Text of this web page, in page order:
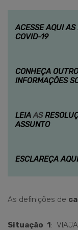
ACESSE AQUI AS
COVID-19
CONHEÇA
INFORMAÇÕES
LEIAAS
ASSUNTO
ESCLAREÇA
As definições de
Situação 1: